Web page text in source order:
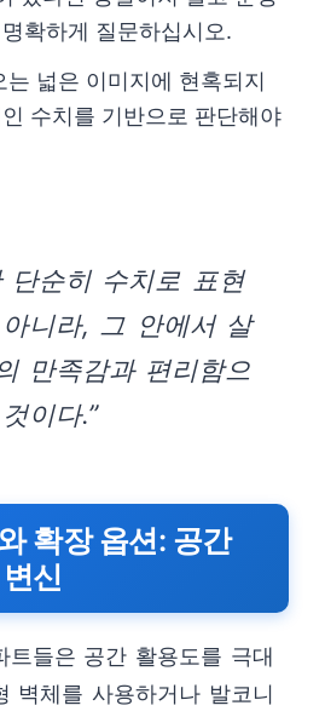
확하게 질문하십시오.
는 넓은 이미지에 현혹되지
수치를 기반으로 판단해야
단순히 수치로 표현
니라, 그 안에서 살
만족감과 편리함으
이다.”
확장 옵션: 공간
신
트들은 공간 활용도를 극대
벽체를 사용하거나 발코니